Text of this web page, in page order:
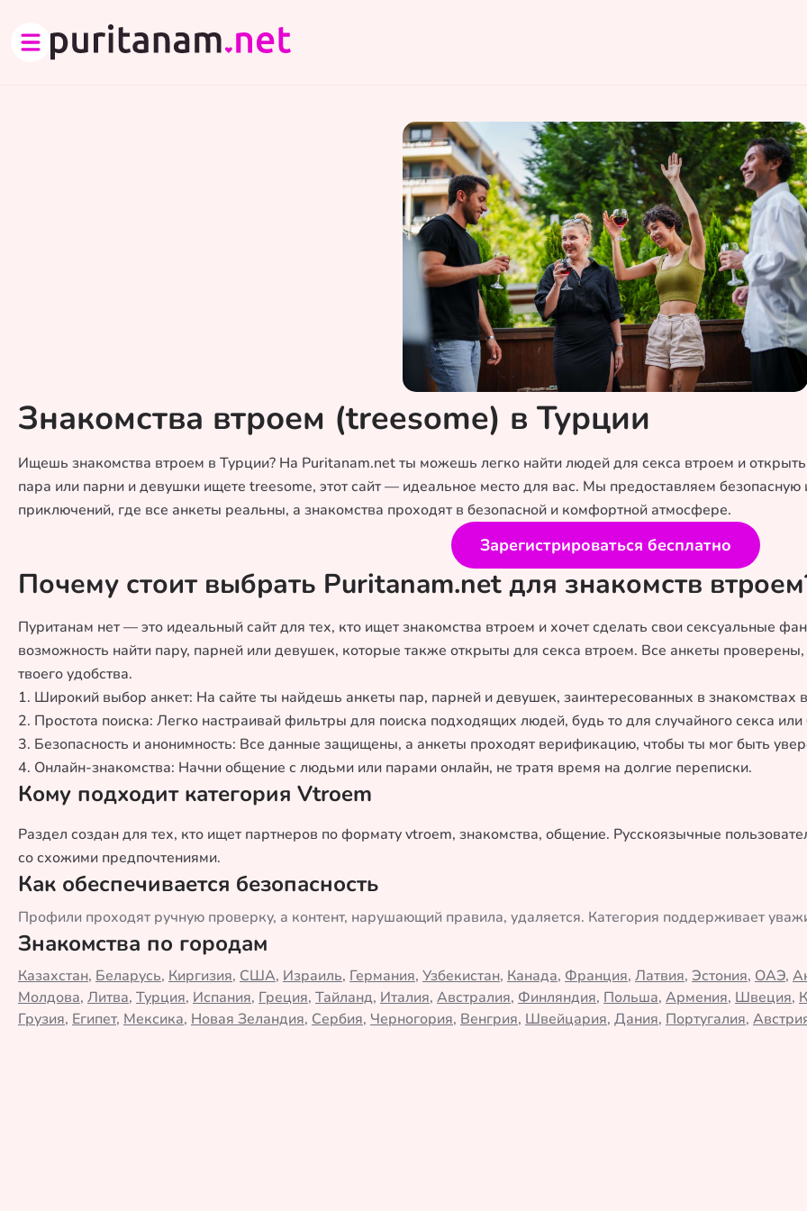
Знакомства втроем (treesome) в Турции
Ищешь знакомства втроем в Турции? На Puritanam.net ты можешь легко найти людей для секса втроем и
пара или парни и девушки ищете treesome, этот сайт — идеальное место для вас. Мы предоставляем
приключений, где все анкеты реальны, а знакомства проходят в безопасной и комфортной атмосфере.
Зарегистрироваться бесплатно
Почему стоит выбрать Puritanam.net для знакомств
Пуританам нет — это идеальный сайт для тех, кто ищет знакомства втроем и хочет сделать свои сексуальные
возможность найти пару, парней или девушек, которые также открыты для секса втроем. Все анкеты
твоего удобства.
1. Широкий выбор анкет: На сайте ты найдешь анкеты пар, парней и девушек, заинтересованных в знакомствах
2. Простота поиска: Легко настраивай фильтры для поиска подходящих людей, будь то для случайного секса
3. Безопасность и анонимность: Все данные защищены, а анкеты проходят верификацию, чтобы ты мог быть
4. Онлайн-знакомства: Начни общение с людьми или парами онлайн, не тратя время на долгие переписки.
Кому подходит категория Vtroem
Раздел создан для тех, кто ищет партнеров по формату vtroem, знакомства, общение. Русскоязычные
со схожими предпочтениями.
Как обеспечивается безопасность
Профили проходят ручную проверку, а контент, нарушающий правила, удаляется. Категория поддерживает
Знакомства по городам
Казахстан, Беларусь, Киргизия, США, Израиль, Германия, Узбекистан, Канада, Франция, Латвия, Эстония, ОАЭ,
Молдова, Литва, Турция, Испания, Греция, Тайланд, Италия, Австралия, Финляндия, Польша, Армения, Швеция,
Грузия, Египет, Мексика, Новая Зеландия, Сербия, Черногория, Венгрия, Швейцария, Дания, Португалия,